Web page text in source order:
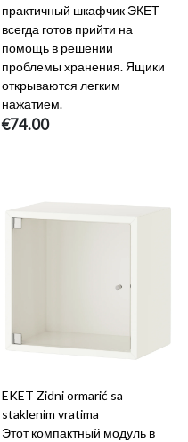
практичный шкафчик ЭКЕТ
всегда готов прийти на
помощь в решении
проблемы хранения. Ящики
открываются легким
нажатием.
€74.00
EKET Zidni ormarić sa
staklenim vratima
Этот компактный модуль в